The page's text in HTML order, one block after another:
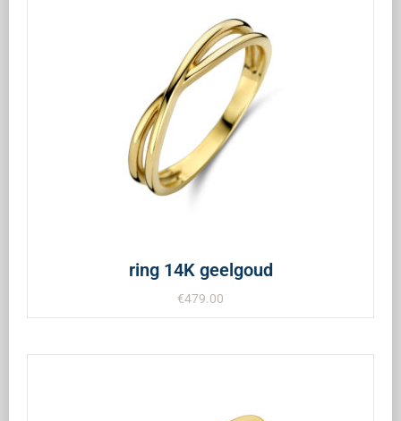
ring 14K geelgoud
€479.00